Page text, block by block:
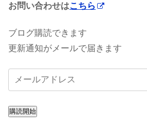
お問い合わせはこちら
ブログ購読できます
更新通知がメールで届きます
購読開始